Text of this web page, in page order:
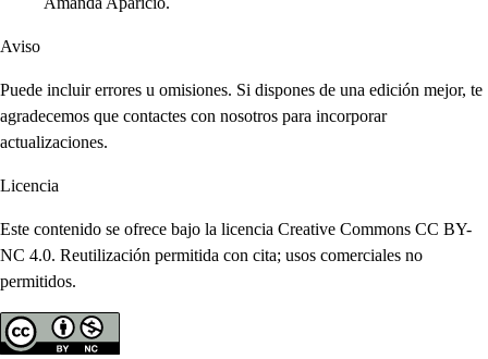
Aviso
Puede incluir errores u omisiones. Si dispones de una edición mejor, te
agradecemos que contactes con nosotros para incorporar
actualizaciones.
Licencia
Este contenido se ofrece bajo la licencia Creative Commons CC BY-
NC 4.0. Reutilización permitida con cita; usos comerciales no
permitidos.